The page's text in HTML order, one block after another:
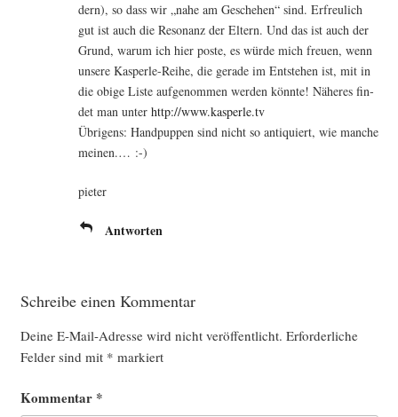
dern), so dass wir „nahe am Gesche­hen“ sind. Erfreu­lich
gut ist auch die Reso­nanz der Eltern. Und das ist auch der
Grund, war­um ich hier pos­te, es wür­de mich freu­en, wenn
unse­re Kas­per­le-Rei­he, die gera­de im Ent­ste­hen ist, mit in
die obi­ge Lis­te auf­ge­nom­men wer­den könn­te! Nähe­res fin­
det man unter http://www.kasperle.tv
Übri­gens: Hand­pup­pen sind nicht so anti­quiert, wie man­che
meinen.… :-)
pie­ter
Antworten
Schreibe einen Kommentar
Deine E-Mail-Adresse wird nicht veröffentlicht. Erforderliche
Felder sind mit * markiert
Kommentar *